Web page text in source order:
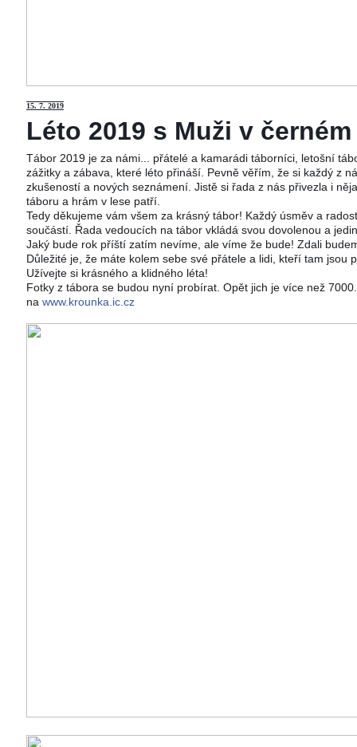
15. 7. 2019
Léto 2019 s Muži v
Tábor 2019 je za námi... přátelé a kamarádi táborníci, letošní
zážitky a zábava, které léto přináší. Pevně věřím, že si každý z
zkušeností a nových seznámení. Jistě si řada z nás přivezla i
táboru a hrám v lese patří.
Tedy děkujeme vám všem za krásný tábor! Každý úsměv a
součástí. Řada vedoucích na tábor vkládá svou dovolenou a
Jaký bude rok příští zatím nevíme, ale víme že bude! Zdali
Důležité je, že máte kolem sebe své přátele a lidi, kteří tam jsou
Užívejte si krásného a klidného léta!
Fotky z tábora se budou nyní probírat. Opět jich je více než
na www.krounka.ic.cz